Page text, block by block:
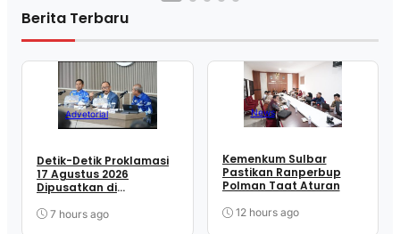
Berita Terbaru
Advetorial
Detik-Detik Proklamasi
17 Agustus 2026
Dipusatkan di
Kirang Mamuju
7 hours ago
News
Kemenkum Sulbar
Pastikan Ranperbup
Polman Taat Aturan
12 hours ago